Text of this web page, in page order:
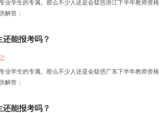
业学生的专属。那么不少人还是会疑惑浙江下半年教师资格
解答：
能报考吗？
业学生的专属。那么不少人还是会疑惑广东下半年教师资格
解答：
能报考吗？